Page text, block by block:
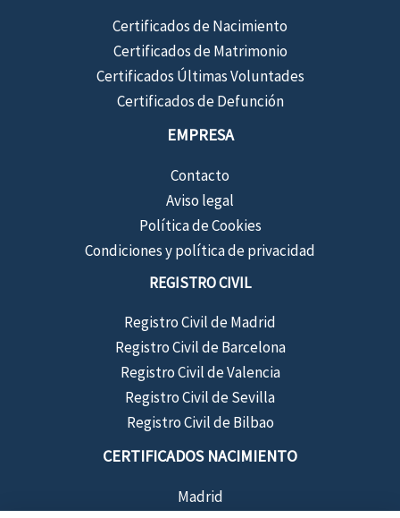
Certificados de Nacimiento
Certificados de Matrimonio
Certificados Últimas Voluntades
Certificados de Defunción
EMPRESA
Contacto
Aviso legal
Política de Cookies
Condiciones y política de privacidad
REGISTRO CIVIL
Registro Civil de Madrid
Registro Civil de Barcelona
Registro Civil de Valencia
Registro Civil de Sevilla
Registro Civil de Bilbao
CERTIFICADOS NACIMIENTO
Madrid